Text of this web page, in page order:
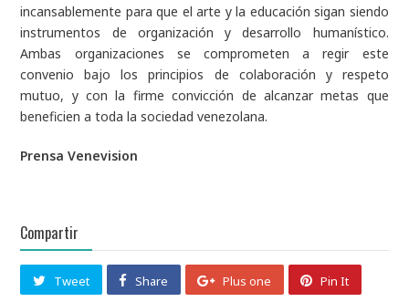
incansablemente para que el arte y la educación sigan siendo
instrumentos de organización y desarrollo humanístico.
Ambas organizaciones se comprometen a regir este
convenio bajo los principios de colaboración y respeto
mutuo, y con la firme convicción de alcanzar metas que
beneficien a toda la sociedad venezolana.
Prensa Venevision
Compartir
Tweet Share Plus one Pin It